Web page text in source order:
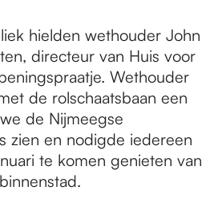
hielden wethouder John
directeur van Huis voor
Wethouder
de rolschaatsbaan een
de Nijmeegse
zien en nodigde iedereen
te komen genieten van